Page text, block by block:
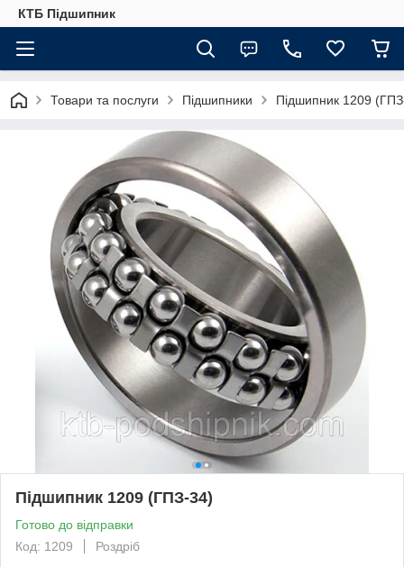
КТБ Підшипник
Товари та послуги Підшипники Підшипник 1209
Підшипник 1209 (ГПЗ-34)
Готово до відправки
Код: 1209
Роздріб